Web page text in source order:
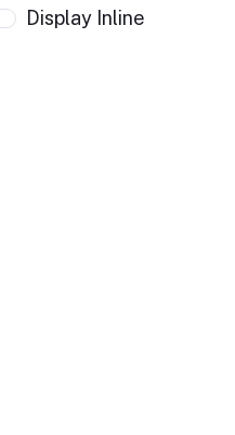
Display Inline